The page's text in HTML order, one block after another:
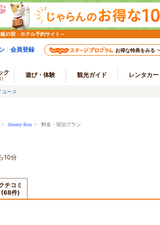
の宿・ホテル予約サイト～
会員登録 お得な特典をみる
ク 遊び・体験 観光ガイド レンタカー
ユース
> Jimmy Kuu > 料金・宿泊プラン
10分
チコミ
(68件)